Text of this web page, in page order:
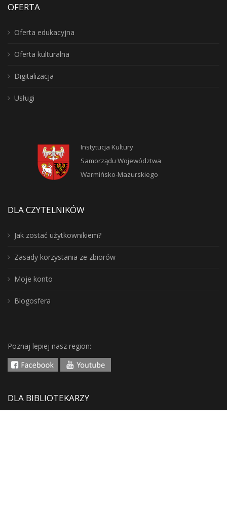
OFERTA
Oferta edukacyjna
Oferta kulturalna
Digitalizacja
Usługi
Instytucja Kultury
Samorządu Województwa
Warmińsko-Mazurskiego
DLA CZYTELNIKÓW
Jak zostać użytkownikiem?
Zasady korzystania ze zbiorów
Moje konto
Blogosfera
Poznaj lepiej nasz region:
DLA BIBLIOTEKARZY